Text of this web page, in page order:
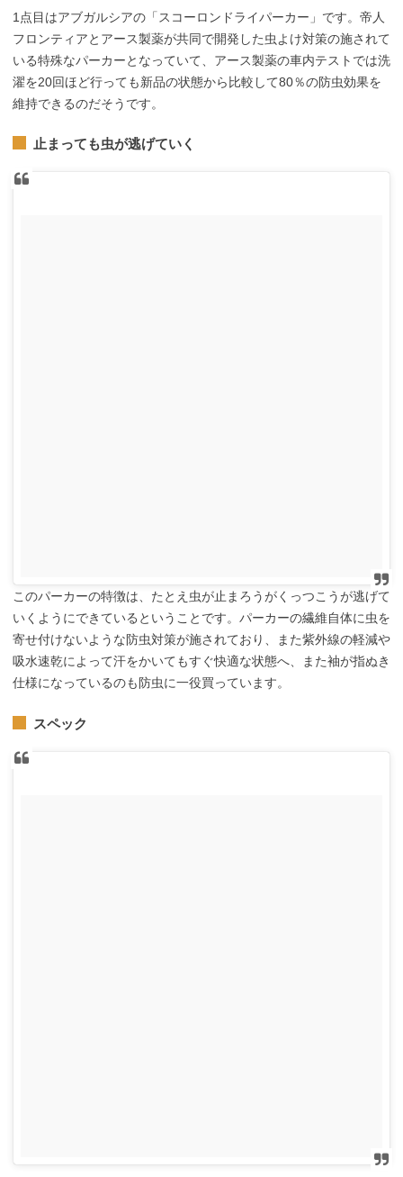
1点目はアブガルシアの「スコーロンドライパーカー」です。帝人
フロンティアとアース製薬が共同で開発した虫よけ対策の施されて
いる特殊なパーカーとなっていて、アース製薬の車内テストでは洗
濯を20回ほど行っても新品の状態から比較して80％の防虫効果を
維持できるのだそうです。
止まっても虫が逃げていく
このパーカーの特徴は、たとえ虫が止まろうがくっつこうが逃げて
いくようにできているということです。パーカーの繊維自体に虫を
寄せ付けないような防虫対策が施されており、また紫外線の軽減や
吸水速乾によって汗をかいてもすぐ快適な状態へ、また袖が指ぬき
仕様になっているのも防虫に一役買っています。
スペック